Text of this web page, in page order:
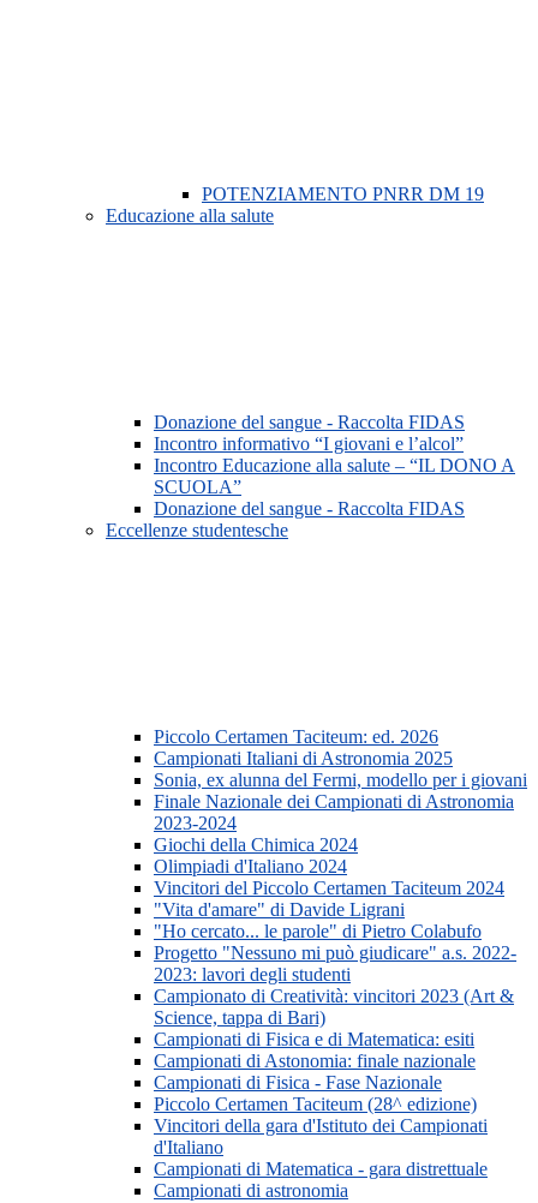
POTENZIAMENTO PNRR DM 19
Educazione alla salute
Donazione del sangue - Raccolta FIDAS
Incontro informativo “I giovani e l’alcol”
Incontro Educazione alla salute – “IL DONO A
SCUOLA”
Donazione del sangue - Raccolta FIDAS
Eccellenze studentesche
Piccolo Certamen Taciteum: ed. 2026
Campionati Italiani di Astronomia 2025
Sonia, ex alunna del Fermi, modello per i giovani
Finale Nazionale dei Campionati di Astronomia
2023-2024
Giochi della Chimica 2024
Olimpiadi d'Italiano 2024
Vincitori del Piccolo Certamen Taciteum 2024
"Vita d'amare" di Davide Ligrani
"Ho cercato... le parole" di Pietro Colabufo
Progetto "Nessuno mi può giudicare" a.s. 2022-
2023: lavori degli studenti
Campionato di Creatività: vincitori 2023 (Art &
Science, tappa di Bari)
Campionati di Fisica e di Matematica: esiti
Campionati di Astonomia: finale nazionale
Campionati di Fisica - Fase Nazionale
Piccolo Certamen Taciteum (28^ edizione)
Vincitori della gara d'Istituto dei Campionati
d'Italiano
Campionati di Matematica - gara distrettuale
Campionati di astronomia